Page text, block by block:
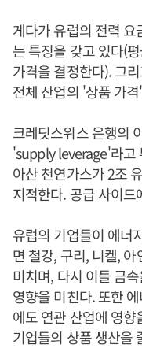
게다가 유럽의 전력
는 특징을 갖고 있다(
가격을 결정한다). 그
전체 산업의 '상품 가
크레딧스위스 은행의
'supply leverage'라고
아산 천연가스가 2조
지적한다. 공급 사이
유럽의 기업들이 에너
면 철강, 구리, 니켈,
미치며, 다시 이들 금
영향을 미친다. 또한
에도 연관 산업에 영
기업들의 상품 생산을